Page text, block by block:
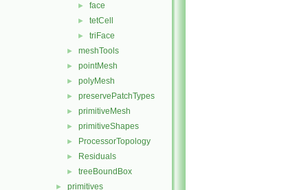
► face
► tetCell
► triFace
► meshTools
► pointMesh
► polyMesh
► preservePatchTypes
► primitiveMesh
► primitiveShapes
► ProcessorTopology
► Residuals
► treeBoundBox
► primitives